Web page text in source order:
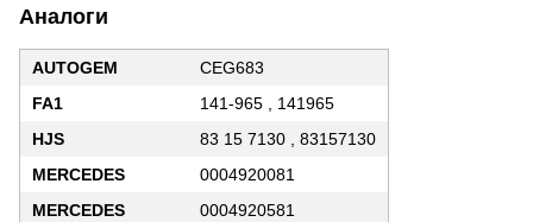
Аналоги
AUTOGEM
CEG683
FA1
141-965 , 141965
HJS
83 15 7130 , 83157130
MERCEDES
0004920081
MERCEDES
0004920581